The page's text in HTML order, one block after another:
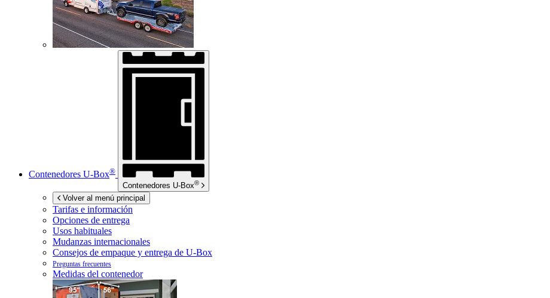
Contenedores U-Box®
Contenedores U-Box®
Volver al menú principal
Tarifas e información
Opciones de entrega
Usos habituales
Mudanzas internacionales
Consejos de empaque y entrega de U-Box
Preguntas frecuentes
Medidas del contenedor